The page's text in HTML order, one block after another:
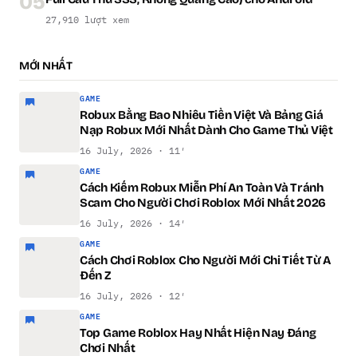
27,910 lượt xem
MỚI NHẤT
GAME
Robux Bằng Bao Nhiêu Tiền Việt Và Bảng Giá
Nạp Robux Mới Nhất Dành Cho Game Thủ Việt
16 July, 2026 · 11′
GAME
Cách Kiếm Robux Miễn Phí An Toàn Và Tránh
Scam Cho Người Chơi Roblox Mới Nhất 2026
16 July, 2026 · 14′
GAME
Cách Chơi Roblox Cho Người Mới Chi Tiết Từ A
Đến Z
16 July, 2026 · 12′
GAME
Top Game Roblox Hay Nhất Hiện Nay Đáng
Chơi Nhất